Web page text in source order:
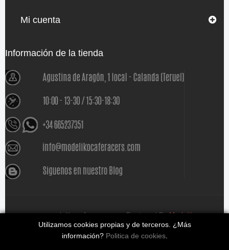
Mi cuenta
Información de la tienda
Utilizamos cookies propias y de terceros. ¿Más
información? Politica de cookies.
www.modelikocaferacers.com Designed By Modeliko